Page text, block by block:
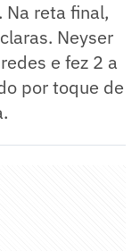
Na reta final,
Neyser
e fez 2 a
por toque de